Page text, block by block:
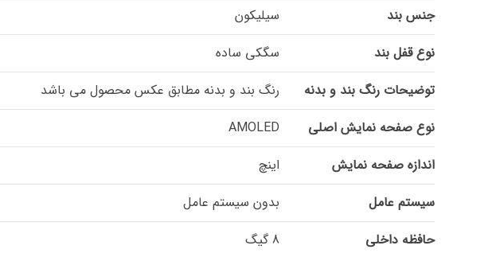
جنس بند
سیلیکون
نوع قفل بند
سگکی ساده
توضیحات رنگ بند و بدنه
رنگ بند و بدنه مطابق عکس محصول می باشد
نوع صفحه نمایش اصلی
AMOLED
اندازه صفحه نمایش
اینچ
سیستم عامل
بدون سیستم عامل
حافظه داخلی
8 گیگ